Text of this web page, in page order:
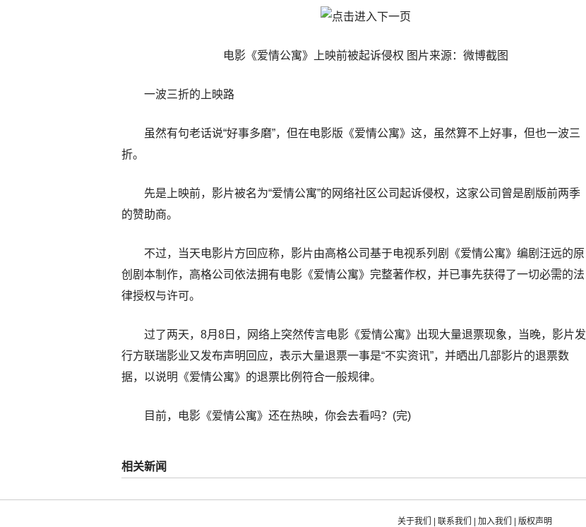
电影《爱情公寓》上映前被起诉侵权 图片来源：微博截图
一波三折的上映路
虽然有句老话说“好事多磨”，但在电影版《爱情公寓》这，虽然算不上好事，但也一波三
折。
先是上映前，影片被名为“爱情公寓”的网络社区公司起诉侵权，这家公司曾是剧版前两季
的赞助商。
不过，当天电影片方回应称，影片由高格公司基于电视系列剧《爱情公寓》编剧汪远的原
创剧本制作，高格公司依法拥有电影《爱情公寓》完整著作权，并已事先获得了一切必需的法
律授权与许可。
过了两天，8月8日，网络上突然传言电影《爱情公寓》出现大量退票现象，当晚，影片发
行方联瑞影业又发布声明回应，表示大量退票一事是“不实资讯”，并晒出几部影片的退票数
据，以说明《爱情公寓》的退票比例符合一般规律。
目前，电影《爱情公寓》还在热映，你会去看吗？(完)
相关新闻
关于我们 联系我们 加入我们 版权声明